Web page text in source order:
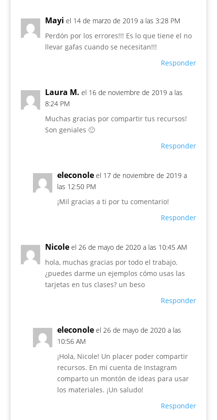
Mayi el 14 de marzo de 2019 a las 3:28 PM
Perdón por los errores!!! Es lo que tiene el no
llevar gafas cuando se necesitan!!!
Responder
Laura M. el 16 de noviembre de 2019 a las
8:24 PM
Muchas gracias por compartir tus recursos!
Son geniales 🙂
Responder
eleconole el 17 de noviembre de 2019 a
las 12:50 PM
¡Mil gracias a ti por tu comentario!
Responder
Nicole el 26 de mayo de 2020 a las 10:45 AM
hola, muchas gracias por todo el trabajo.
¿puedes darme un ejemplos cómo usas las
tarjetas en tus clases? un beso
Responder
eleconole el 26 de mayo de 2020 a las
10:56 AM
¡Hola, Nicole! Un placer poder compartir
recursos. En mi cuenta de Instagram
comparto un montón de ideas para usar
los materiales. ¡Un saludo!
Responder